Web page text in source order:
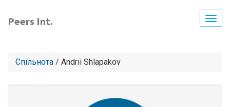
до
основного
Peers Int.
Спільнота / Andrii Shlapakov